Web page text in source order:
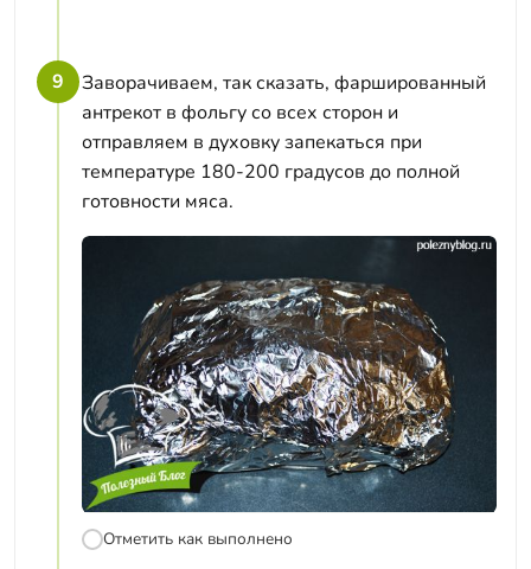
9
Заворачиваем, так сказать, фаршированный
антрекот в фольгу со всех сторон и
отправляем в духовку запекаться при
температуре 180-200 градусов до полной
готовности мяса.
Отметить как выполнено